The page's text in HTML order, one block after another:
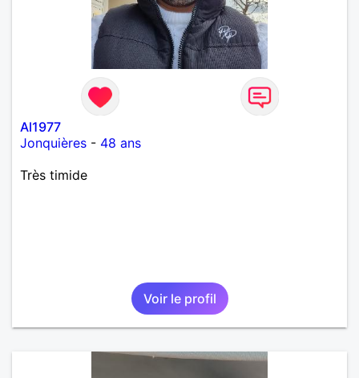
Al1977
Jonquières - 48 ans
Très timide
Voir le profil